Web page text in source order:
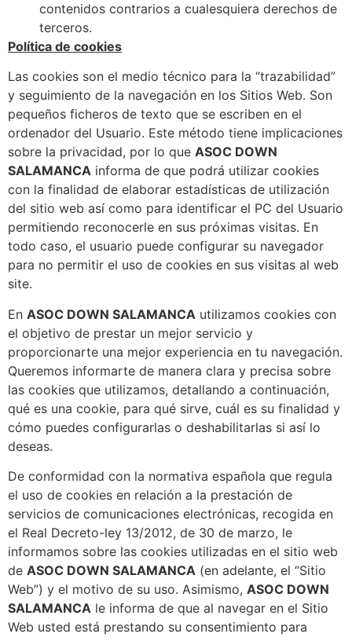
contenidos contrarios a cualesquiera derechos de
terceros.
Política de cookies
Las cookies son el medio técnico para la “trazabilidad”
y seguimiento de la navegación en los Sitios Web. Son
pequeños ficheros de texto que se escriben en el
ordenador del Usuario. Este método tiene implicaciones
sobre la privacidad, por lo que ASOC DOWN
SALAMANCA informa de que podrá utilizar cookies
con la finalidad de elaborar estadísticas de utilización
del sitio web así como para identificar el PC del Usuario
permitiendo reconocerle en sus próximas visitas. En
todo caso, el usuario puede configurar su navegador
para no permitir el uso de cookies en sus visitas al web
site.
En ASOC DOWN SALAMANCA utilizamos cookies con
el objetivo de prestar un mejor servicio y
proporcionarte una mejor experiencia en tu navegación.
Queremos informarte de manera clara y precisa sobre
las cookies que utilizamos, detallando a continuación,
qué es una cookie, para qué sirve, cuál es su finalidad y
cómo puedes configurarlas o deshabilitarlas si así lo
deseas.
De conformidad con la normativa española que regula
el uso de cookies en relación a la prestación de
servicios de comunicaciones electrónicas, recogida en
el Real Decreto-ley 13/2012, de 30 de marzo, le
informamos sobre las cookies utilizadas en el sitio web
de ASOC DOWN SALAMANCA (en adelante, el “Sitio
Web”) y el motivo de su uso. Asimismo, ASOC DOWN
SALAMANCA le informa de que al navegar en el Sitio
Web usted está prestando su consentimiento para